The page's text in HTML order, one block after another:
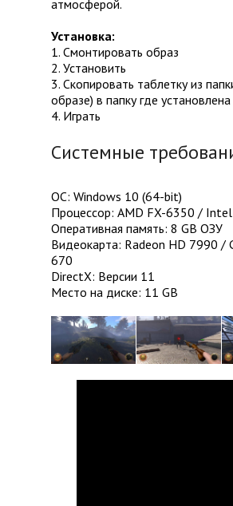
атмосферой.
Установка:
1. Смонтировать образ
2. Установить
3. Скопировать таблетку из
образе) в папку где установлена
4. Играть
Системные
ОС: Windows 10 (64-bit)
Процессор: AMD FX-6350 /
Оперативная память: 8 GB ОЗУ
Видеокарта: Radeon HD 7990 /
670
DirectX: Версии 11
Место на диске: 11 GB